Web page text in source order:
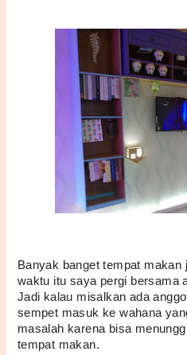
Banyak banget tempat makan
waktu itu saya pergi bersama
Jadi kalau misalkan ada
sempet masuk ke wahana
masalah karena bisa
tempat makan.